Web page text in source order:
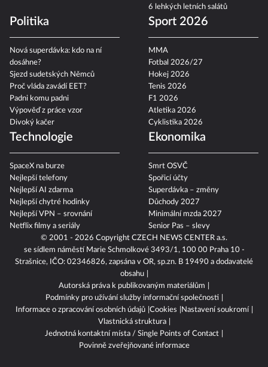
6 lehkých letních salátů
Politika
Nová superdávka: kdo na ní
dosáhne?
Sjezd sudetských Němců
Proč vláda zavádí EET?
Padni komu padni
Výpověď z práce vzor
Divoký kačer
Sport 2026
MMA
Fotbal 2026/27
Hokej 2026
Tenis 2026
F1 2026
Atletika 2026
Cyklistika 2026
Technologie
SpaceX na burze
Nejlepší telefony
Nejlepší AI zdarma
Nejlepší chytré hodinky
Nejlepší VPN – srovnání
Netflix filmy a seriály
Ekonomika
Smrt OSVČ
Spořicí účty
Superdávka – změny
Důchody 2027
Minimální mzda 2027
Senior Pas – slevy
© 2001 - 2026 Copyright CZECH NEWS CENTER a.s.
se sídlem náměstí Marie Schmolkové 3493/1, 100 00 Praha 10 -
Strašnice, IČO: 02346826, zapsána v OR, sp.zn. B 19490 a dodavatelé
obsahu
Autorská práva k publikovaným materiálům
Podmínky pro užívání služby informační společnosti
Informace o zpracování osobních údajů Cookies
Nastavení soukromí
Vlastnická struktura
Jednotná kontaktní místa / Single Points of Contact
Povinně zveřejňované informace